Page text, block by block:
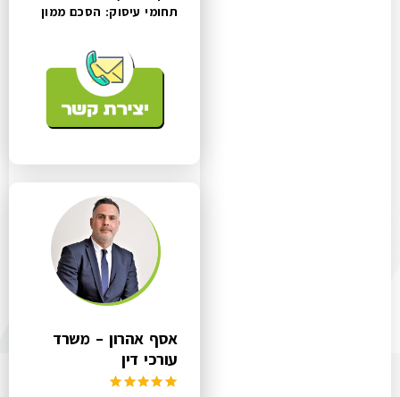
תחומי עיסוק: הסכם ממון
אסף אהרון – משרד
עורכי דין